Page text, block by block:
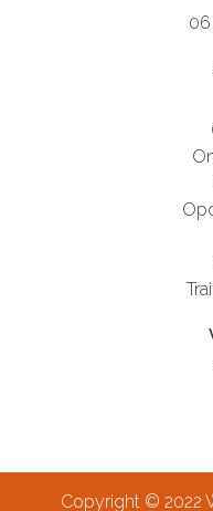
06
Copyright © 2022